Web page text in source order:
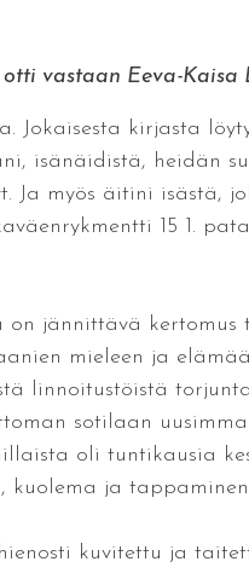
vastaan Eeva-Kaisa
Jokaisesta kirjasta
isänäidistä, heidän
Ja myös äitini isästä,
15 1.
on jännittävä kertomus
mieleen ja
linnoitustöistä
sotilaan
oli tuntikausia
kuolema ja
kuvitettu ja